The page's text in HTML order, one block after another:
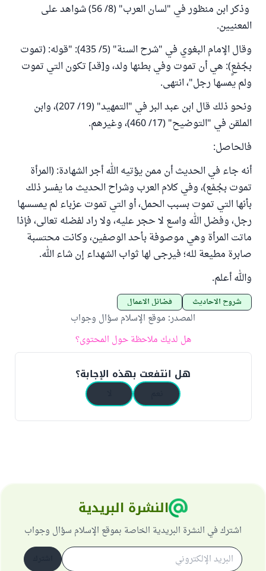
وذكر ابن منظور في "لسان العرب" (8/ 56) شواهد على
المعنيين.
وقال الإمام البغوي في "شرح السنة" (5/ 435): "قوله: (تموت
بجُمْعٍ): هي أن تموت وفي بطنها ولد، و[قد] تكون التي تموت
ولم يمسها رجل"، انتهى.
ونحو ذلك قال ابن عبد البر في "التمهيد" (19/ 207)، وابن
الملقن في "التوضيح" (17/ 460)، وغيرهم.
فالحاصل:
أنه جاء في الحديث أن ممن يؤتيه الله أجر الشهادة: (المرأة
تموت بجُمْع)، وفي كلام العرب وشراح الحديث ما يفسر ذلك
بأنها التي تموت بسبب الحمل، أو التي تموت عزباء لم يمسسها
رجل، وفضل الله واسع لا حجر عليه، ولا راد لفضله تعالى، فإذا
ماتت المرأة وهي موصوفة بأحد الوصفين، وكانت محتسبة
صابرة مطيعة لله؛ فيرجى لها ثواب الشهداء إن شاء الله.
والله أعلم.
شروح الأحاديث فضائل الأعمال
المصدر: موقع الإسلام سؤال وجواب
هل لديك ملاحظة حول المحتوى؟
هل انتفعت بهذه الإجابة؟
النشرة البريدية
اشترك في النشرة البريدية الخاصة بموقع الإسلام سؤال وجواب